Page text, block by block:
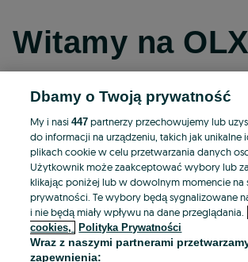
Witamy na
Kontynuuj przez
Kontynuuj przez konto
Kontynuuj przez konto
LUB
Dbamy o Twoją prywatność
My i nasi447 partnerzy przechowujemy lub
do informacji na urządzeniu, takich jak
plikach cookie w celu przetwarzania danych
Użytkownik może zaakceptować wybory lub
klikając poniżej lub w dowolnym momencie na
prywatności. Te wybory będą sygnalizowane
i nie będą miały wpływu na dane przeglądania.
cookies,
Polityka Prywatności
Wraz z naszymi partnerami
zapewnienia: